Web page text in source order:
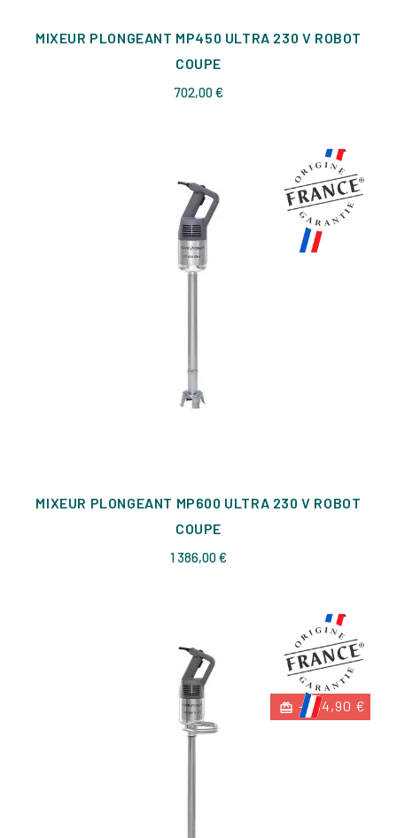
MIXEUR PLONGEANT MP450 ULTRA 230 V ROBOT
COUPE
702,00 €Prix
MIXEUR PLONGEANT MP600 ULTRA 230 V ROBOT
COUPE
1 386,00 €
-204,90 €